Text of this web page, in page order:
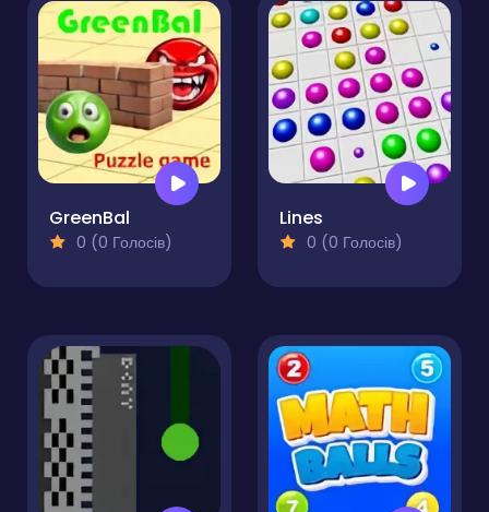
GreenBal
0 (0 Голосів)
Lines
0 (0 Голосів)